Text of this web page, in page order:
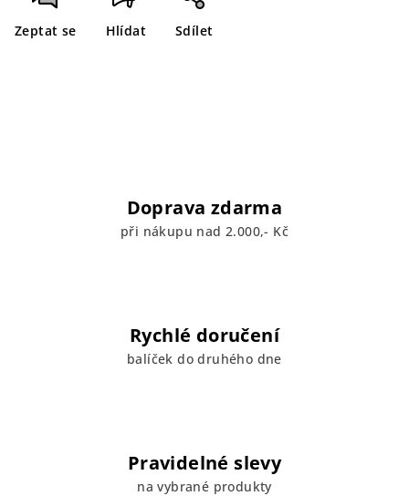
Zeptat se Hlídat Sdílet
Doprava zdarma
při nákupu nad 2.000,- Kč
Rychlé doručení
balíček do druhého dne
Pravidelné slevy
na vybrané produkty